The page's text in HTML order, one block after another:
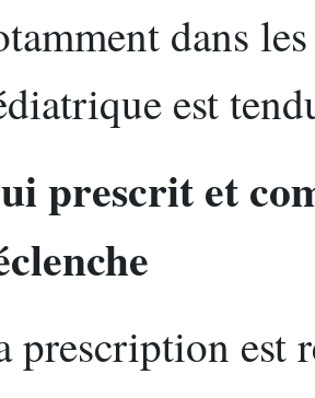
dans
est
prescrit et
prescription est